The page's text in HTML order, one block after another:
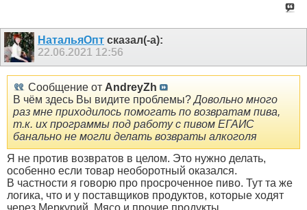
НатальяОпт сказал(-а):
22.06.2021 12:56
Сообщение от AndreyZh
В чём здесь Вы видите проблемы?Довольно много
раз мне приходилось помогать по возвратам пива,
т.к. их программы под работу с пивом ЕГАИС
банально не могли делать возвраты алкоголя
Я не против возвратов в целом. Это нужно делать,
особенно если товар необоротный оказался.
В частности я говорю про просроченное пиво. Тут та же
логика, что и у поставщиков продуктов, которые ходят
через Меркурий. Мясо и прочие продукты